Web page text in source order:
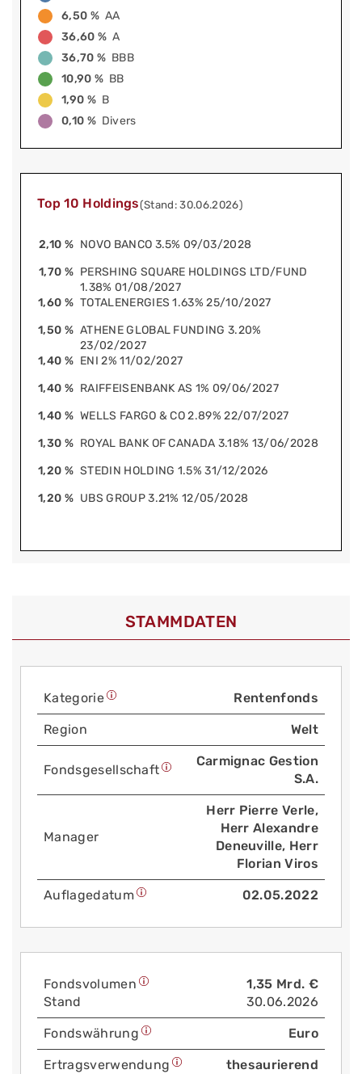
6,50 % AA
36,60 % A
36,70 % BBB
10,90 % BB
1,90 % B
0,10 % Divers
Top 10 Holdings(Stand: 30.06.2026)
2,10 % NOVO BANCO 3.5% 09/03/2028
1,70 % PERSHING SQUARE HOLDINGS LTD/FUND
1.38% 01/08/2027
1,60 % TOTALENERGIES 1.63% 25/10/2027
1,50 % ATHENE GLOBAL FUNDING 3.20%
23/02/2027
1,40 % ENI 2% 11/02/2027
1,40 % RAIFFEISENBANK AS 1% 09/06/2027
1,40 % WELLS FARGO & CO 2.89% 22/07/2027
1,30 % ROYAL BANK OF CANADA 3.18% 13/06/2028
1,20 % STEDIN HOLDING 1.5% 31/12/2026
1,20 % UBS GROUP 3.21% 12/05/2028
STAMMDATEN
Kategorie Rentenfonds
Region Welt
Fonds­gesellschaft
Carmignac Gestion
S.A.
Manager
Herr Pierre Verle,
Herr Alexandre
Deneuville, Herr
Florian Viros
Auflage­datum 02.05.2022
Fonds­volumen
Stand
1,35 Mrd. €
30.06.2026
Fonds­währung Euro
Ertrags­verwendung thesaurierend